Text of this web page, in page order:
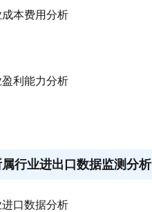
本费用分析
利能力分析
行业进出口数据监测分析
口数据分析